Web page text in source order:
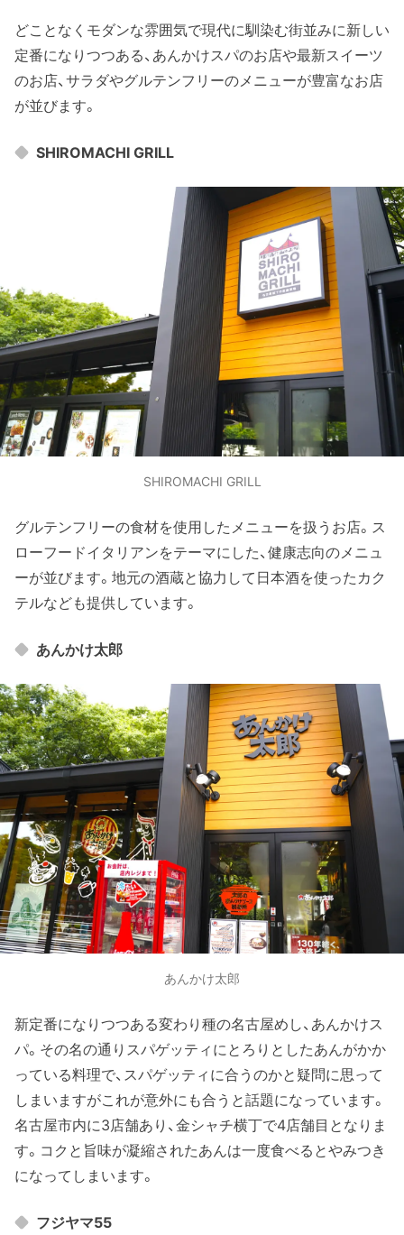
どことなくモダンな雰囲気で現代に馴染む街並みに新しい
定番になりつつある、あんかけスパのお店や最新スイーツ
のお店、サラダやグルテンフリーのメニューが豊富なお店
が並びます。
SHIROMACHI GRILL
SHIROMACHI GRILL
グルテンフリーの食材を使用したメニューを扱うお店。ス
ローフードイタリアンをテーマにした、健康志向のメニュ
ーが並びます。地元の酒蔵と協力して日本酒を使ったカク
テルなども提供しています。
あんかけ太郎
あんかけ太郎
新定番になりつつある変わり種の名古屋めし、あんかけス
パ。その名の通りスパゲッティにとろりとしたあんがかか
っている料理で、スパゲッティに合うのかと疑問に思って
しまいますがこれが意外にも合うと話題になっています。
名古屋市内に3店舗あり、金シャチ横丁で4店舗目となりま
す。コクと旨味が凝縮されたあんは一度食べるとやみつき
になってしまいます。
フジヤマ55